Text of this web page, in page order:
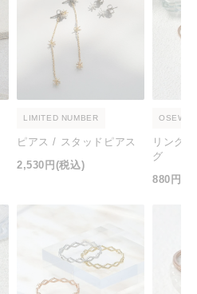
LIMITED NUMBER
ピアス / スタッドピアス
2,530円 (税込)
リング /
グ
880円